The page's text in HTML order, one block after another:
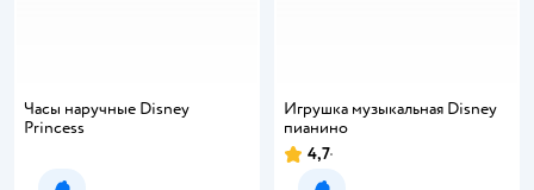
Часы наручные Disney
Princess
Игрушка музыкальная Disney
пианино
4,7